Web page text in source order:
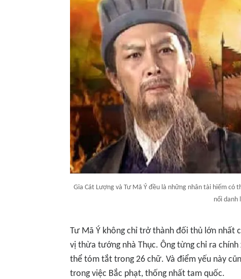
Gia Cát Lượng và Tư Mã Ý đều là những nhân tài hiếm có
nổi danh
Tư Mã Ý không chỉ trở thành đối thủ lớn nhất
vị thừa tướng nhà Thục. Ông từng chỉ ra
thể tóm tắt trong 26 chữ. Và điểm yếu này
trong việc Bắc phạt, thống nhất tam quốc.